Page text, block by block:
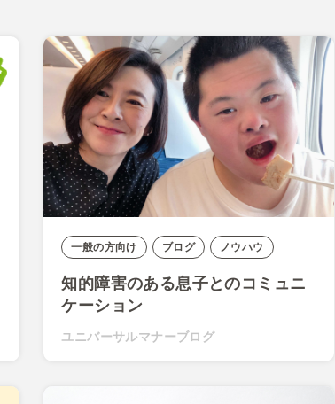
一般の方向け ブログ ノウハウ
知的障害のある息子とのコミュニ
ケーション
ユニバーサルマナーブログ